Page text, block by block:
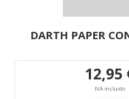
DARTH PAPER
12,95
IVA incluido